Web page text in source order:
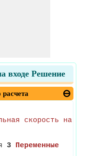
входе Решение
скорость на
3 Переменные